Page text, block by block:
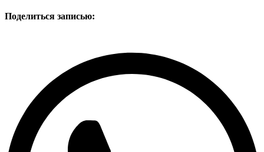
Поделиться записью: